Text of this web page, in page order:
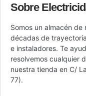
Sobre
Somos un almacén
décadas de
e instaladores. Te
resolvemos cualquier
nuestra tienda en C/
77).